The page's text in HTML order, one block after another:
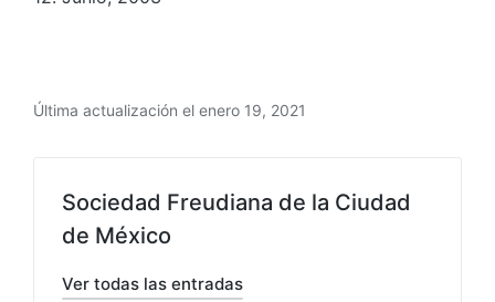
Última actualización el enero 19, 2021
Sociedad Freudiana de la Ciudad
de México
Ver todas las entradas